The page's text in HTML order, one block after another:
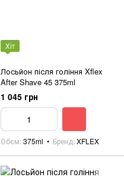
Хіт
Лосьйон після гоління Xflex
After Shave 45 375ml
1 045 грн
Обєм 375ml Бренд XFLEX